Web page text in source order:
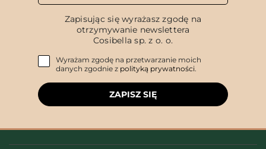
Zapisując się wyrażasz zgodę na
otrzymywanie newslettera
Cosibella sp. z o. o.
Wyrażam zgodę na przetwarzanie moich
danych zgodnie z polityką prywatności.
ZAPISZ SIĘ